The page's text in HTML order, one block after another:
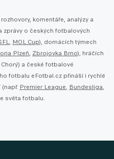
komentáře, analýzy a
zprávy o českých fotbalových
, MOL Cup), domácích týmech
Plzeň, Zbrojovka Brno), hráčích
a české fotbalové
fotbalu eFotbal.cz přináší i rychlé
Premier League, Bundesliga,
světa fotbalu.